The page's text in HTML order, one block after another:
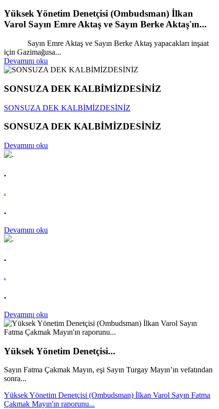
Yüksek Yönetim Denetçisi (Ombudsman) İlkan
Varol Sayın Emre Aktaş ve Sayın Berke Aktaş'ın...
Sayın Emre Aktaş ve Sayın Berke Aktaş yapacakları inşaat
için Gazimağusa...
Devamını oku
SONSUZA DEK KALBİMİZDESİNİZ
SONSUZA DEK KALBİMİZDESİNİZ
SONSUZA DEK KALBİMİZDESİNİZ
Devamını oku
.
.
.
Devamını oku
.
.
.
Devamını oku
Yüksek Yönetim Denetçisi...
Sayın Fatma Çakmak Mayın, eşi Sayın Turgay Mayın’ın vefatından
sonra...
Yüksek Yönetim Denetçisi (Ombudsman) İlkan Varol Sayın Fatma
Çakmak Mayın'ın raporunu...